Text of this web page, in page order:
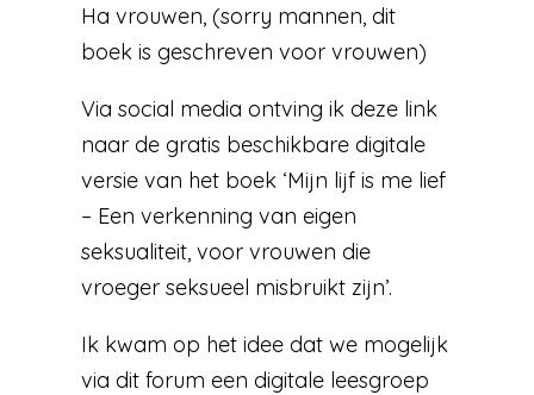
Ha vrouwen, (sorry mannen, dit
boek is geschreven voor vrouwen)
Via social media ontving ik deze link
naar de gratis beschikbare digitale
versie van het boek ‘Mijn lijf is me lief
– Een verkenning van eigen
seksualiteit, voor vrouwen die
vroeger seksueel misbruikt zijn’.
Ik kwam op het idee dat we mogelijk
via dit forum een digitale leesgroep